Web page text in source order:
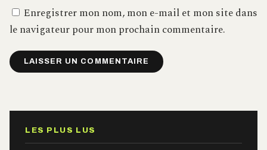
Enregistrer mon nom, mon e-mail et mon site dans
le navigateur pour mon prochain commentaire.
LES PLUS LUS